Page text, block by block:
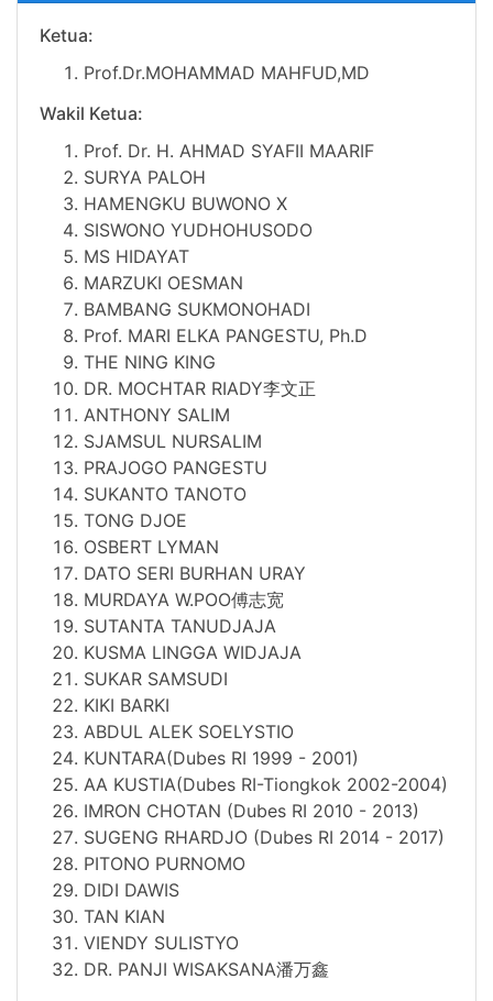
Ketua:
Prof.Dr.MOHAMMAD MAHFUD,MD
Wakil Ketua:
Prof. Dr. H. AHMAD SYAFII MAARIF
SURYA PALOH
HAMENGKU BUWONO X
SISWONO YUDHOHUSODO
MS HIDAYAT
MARZUKI OESMAN
BAMBANG SUKMONOHADI
Prof. MARI ELKA PANGESTU, Ph.D
THE NING KING
DR. MOCHTAR RIADY李文正
ANTHONY SALIM
SJAMSUL NURSALIM
PRAJOGO PANGESTU
SUKANTO TANOTO
TONG DJOE
OSBERT LYMAN
DATO SERI BURHAN URAY
MURDAYA W.POO傅志宽
SUTANTA TANUDJAJA
KUSMA LINGGA WIDJAJA
SUKAR SAMSUDI
KIKI BARKI
ABDUL ALEK SOELYSTIO
KUNTARA(Dubes RI 1999 - 2001)
AA KUSTIA(Dubes RI-Tiongkok 2002-2004)
IMRON CHOTAN (Dubes RI 2010 - 2013)
SUGENG RHARDJO (Dubes RI 2014 - 2017)
PITONO PURNOMO
DIDI DAWIS
TAN KIAN
VIENDY SULISTYO
DR. PANJI WISAKSANA潘万鑫